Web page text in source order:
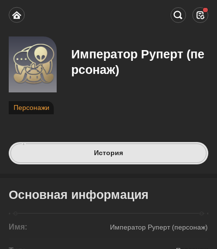
Император Руперт (пе
рсонаж)
Персонажи
История
Основная информация
Имя: Император Руперт (персонаж)